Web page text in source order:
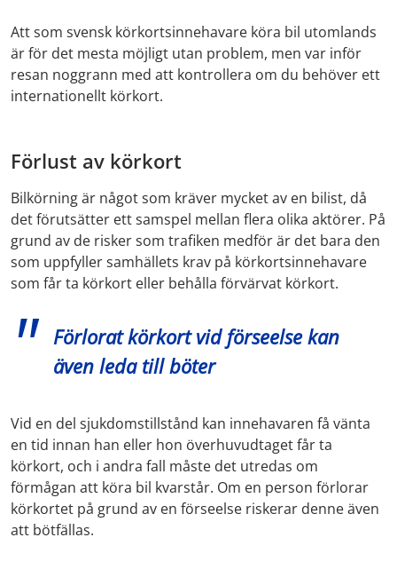
Att som svensk körkortsinnehavare köra bil utomlands
är för det mesta möjligt utan problem, men var inför
resan noggrann med att kontrollera om du behöver ett
internationellt körkort.
Förlust av körkort
Bilkörning är något som kräver mycket av en bilist, då
det förutsätter ett samspel mellan flera olika aktörer. På
grund av de risker som trafiken medför är det bara den
som uppfyller samhällets krav på körkortsinnehavare
som får ta körkort eller behålla förvärvat körkort.
Förlorat körkort vid förseelse kan
även leda till böter
Vid en del sjukdomstillstånd kan innehavaren få vänta
en tid innan han eller hon överhuvudtaget får ta
körkort, och i andra fall måste det utredas om
förmågan att köra bil kvarstår. Om en person förlorar
körkortet på grund av en förseelse riskerar denne även
att bötfällas.